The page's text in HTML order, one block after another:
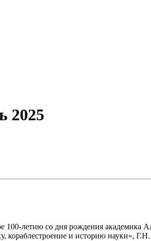
2025
100-летию со дня рождения академика
кораблестроение и историю науки»,